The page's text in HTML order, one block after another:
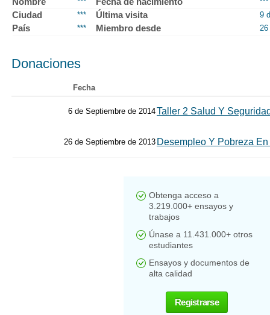
Ciudad *** Última visita 9
País *** Miembro desde 26
Donaciones
Fecha
6 de Septiembre de 2014Taller 2 Salud Y
26 de Septiembre de 2013 Desempleo Y Pobreza
Obtenga acceso a
3.219.000+ ensayos y
trabajos
Únase a 11.431.000+ otros
estudiantes
Ensayos y documentos de
alta calidad
Registrarse